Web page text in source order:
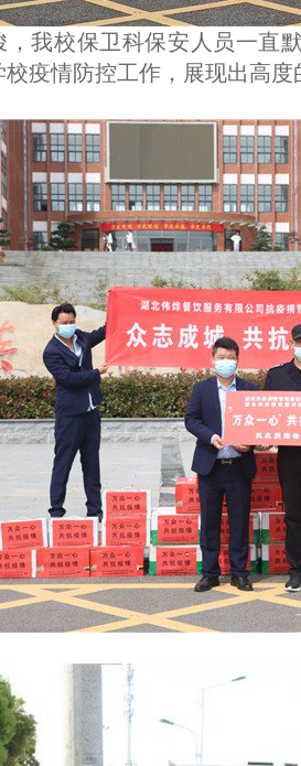
我校保卫科保安人员一直
疫情防控工作，展现出高